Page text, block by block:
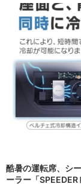
酷暑の運転席、シ
ーラー「